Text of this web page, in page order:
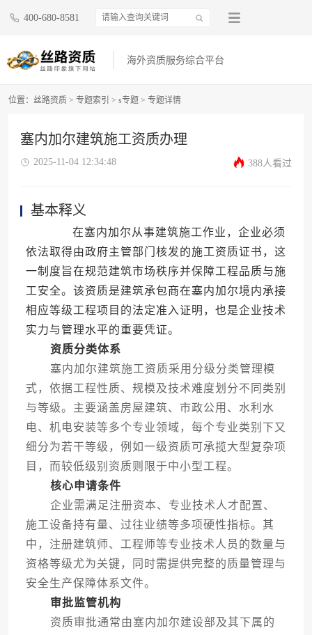
400-680-8581
海外资质服务综合平台
位置： 丝路资质 > 专题索引 > s专题 > 专题详情
塞内加尔建筑施工资质办理
2025-11-04 12:34:48 388人看过
基本释义
在塞内加尔从事建筑施工作业，企业必须
依法取得由政府主管部门核发的施工资质证书，这
一制度旨在规范建筑市场秩序并保障工程品质与施
工安全。该资质是建筑承包商在塞内加尔境内承接
相应等级工程项目的法定准入证明，也是企业技术
实力与管理水平的重要凭证。
资质分类体系
塞内加尔建筑施工资质采用分级分类管理模
式，依据工程性质、规模及技术难度划分不同类别
与等级。主要涵盖房屋建筑、市政公用、水利水
电、机电安装等多个专业领域，每个专业类别下又
细分为若干等级，例如一级资质可承揽大型复杂项
目，而较低级别资质则限于中小型工程。
核心申请条件
企业需满足注册资本、专业技术人才配置、
施工设备持有量、过往业绩等多项硬性指标。其
中，注册建筑师、工程师等专业技术人员的数量与
资格等级尤为关键，同时需提供完整的质量管理与
安全生产保障体系文件。
审批监管机构
资质审批通常由塞内加尔建设部及其下属的